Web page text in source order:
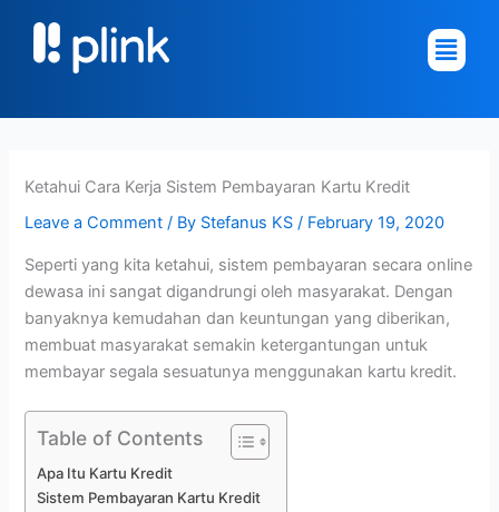
content
Main
Menu
Ketahui Cara Kerja Sistem Pembayaran Kartu Kredit
Leave a Comment / By Stefanus KS/ February 19, 2020
Seperti yang kita ketahui, sistem pembayaran secara online
dewasa ini sangat digandrungi oleh masyarakat. Dengan
banyaknya kemudahan dan keuntungan yang diberikan,
membuat masyarakat semakin ketergantungan untuk
membayar segala sesuatunya menggunakan kartu kredit.
Table of Contents
Apa Itu Kartu Kredit
Sistem Pembayaran Kartu Kredit